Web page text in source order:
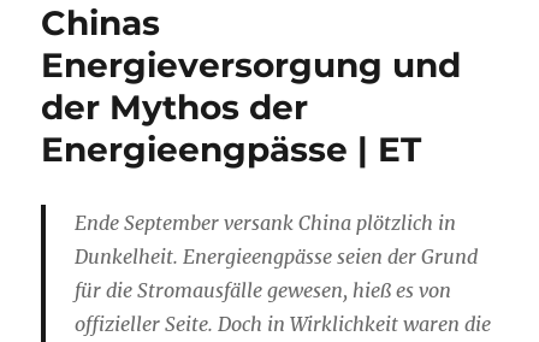
Chinas
Energieversorgung und
der Mythos der
Energieengpässe | ET
Ende September versank China plötzlich in
Dunkelheit. Energieengpässe seien der Grund
für die Stromausfälle gewesen, hieß es von
offizieller Seite. Doch in Wirklichkeit waren die